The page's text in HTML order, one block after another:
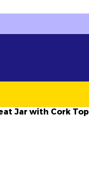
Jar with Cork Top